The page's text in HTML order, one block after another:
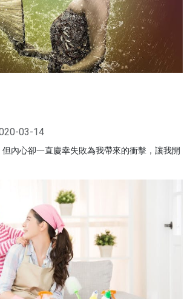
03-14
內心卻一直慶幸失敗為我帶來的衝擊，讓我開